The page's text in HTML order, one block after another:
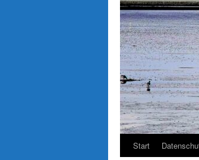
Start